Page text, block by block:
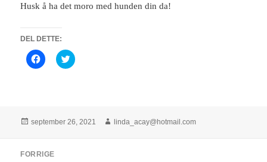
Husk å ha det moro med hunden din da!
DEL DETTE:
K
l
å
d
e
p
K
l
å
d
Publisert
september 26, 2021 Forfatter
linda_acay@hotmail.com
FORRIGE